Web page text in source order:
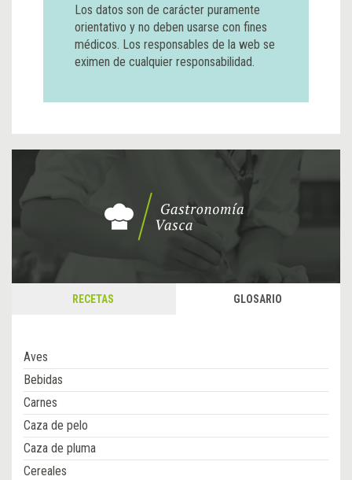
Los datos son de carácter puramente
orientativo y no deben usarse con fines
médicos. Los responsables de la web se
eximen de cualquier responsabilidad.
RECETAS GLOSARIO
Aves
Bebidas
Carnes
Caza de pelo
Caza de pluma
Cereales